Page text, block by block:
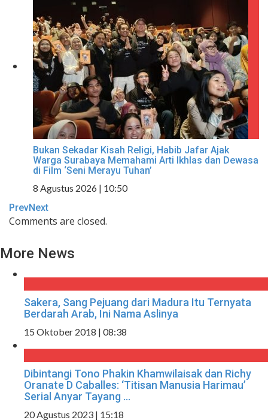
Bukan Sekadar Kisah Religi, Habib Jafar Ajak
Warga Surabaya Memahami Arti Ikhlas dan Dewasa
di Film ‘Seni Merayu Tuhan’
8 Agustus 2026 | 10:50
PrevNext
Comments are closed.
More News
Sakera, Sang Pejuang dari Madura Itu Ternyata
Berdarah Arab, Ini Nama Aslinya
15 Oktober 2018 | 08:38
Dibintangi Tono Phakin Khamwilaisak dan Richy
Oranate D Caballes: ‘Titisan Manusia Harimau’
Serial Anyar Tayang ...
20 Agustus 2023 | 15:18